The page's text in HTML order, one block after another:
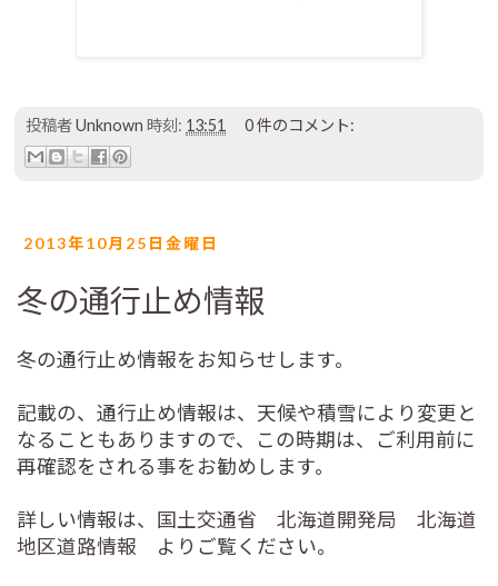
投稿者Unknown 時刻: 13:51 0 件のコメント:
2013年10月25日金曜日
冬の通行止め情報
冬の通行止め情報をお知らせします。
記載の、通行止め情報は、天候や積雪により変更と
なることもありますので、この時期は、ご利用前に
再確認をされる事をお勧めします。
詳しい情報は、
国土交通省 北海道開発局 北海道
地区道路情報 よりご覧ください。